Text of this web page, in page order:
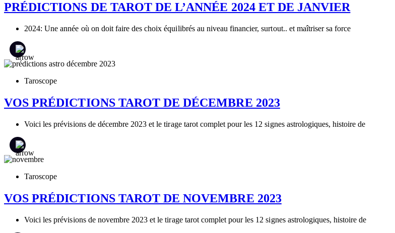
PRÉDICTIONS DE TAROT DE L’ANNÉE 2024 ET DE JANVIER
2024: Une année où on doit faire des choix équilibrés au niveau financier, surtout.. et maîtriser sa force
Taroscope
VOS PRÉDICTIONS TAROT DE DÉCEMBRE 2023
Voici les prévisions de décembre 2023 et le tirage tarot complet pour les 12 signes astrologiques, histoire de
Taroscope
VOS PRÉDICTIONS TAROT DE NOVEMBRE 2023
Voici les prévisions de novembre 2023 et le tirage tarot complet pour les 12 signes astrologiques, histoire de